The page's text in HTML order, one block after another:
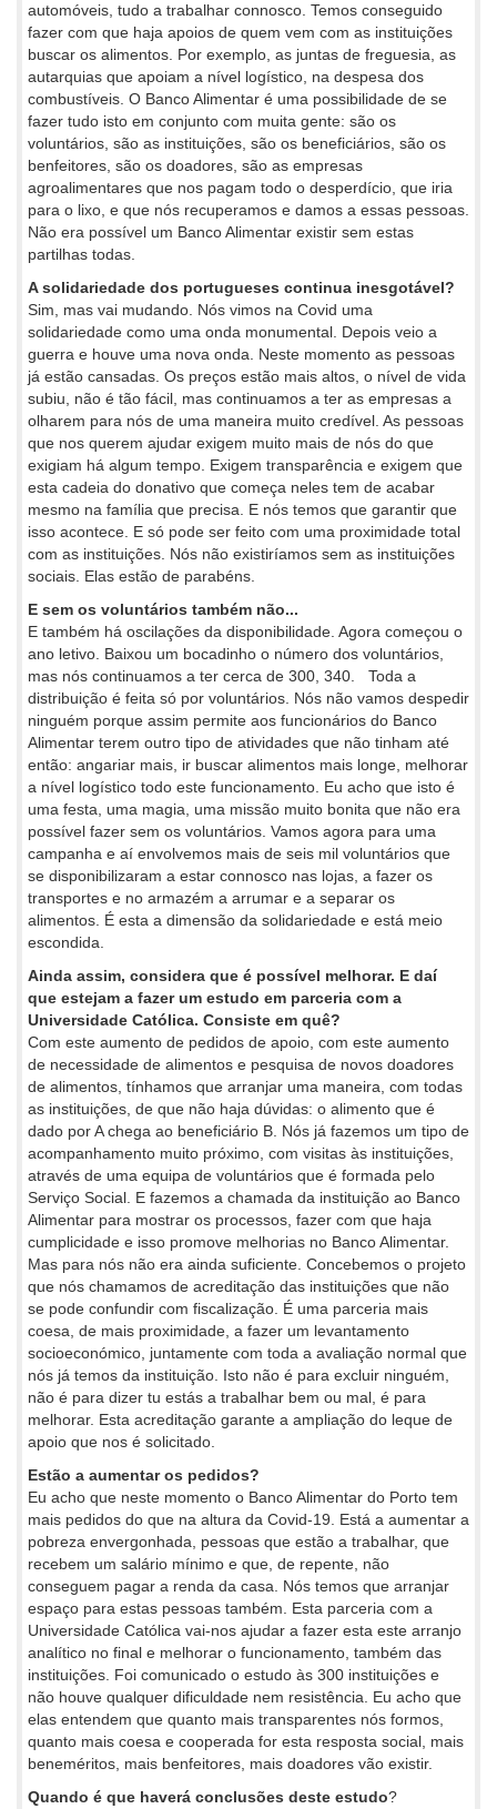
automóveis, tudo a trabalhar connosco. Temos conseguido
fazer com que haja apoios de quem vem com as instituições
buscar os alimentos. Por exemplo, as juntas de freguesia, as
autarquias que apoiam a nível logístico, na despesa dos
combustíveis. O Banco Alimentar é uma possibilidade de se
fazer tudo isto em conjunto com muita gente: são os
voluntários, são as instituições, são os beneficiários, são os
benfeitores, são os doadores, são as empresas
agroalimentares que nos pagam todo o desperdício, que iria
para o lixo, e que nós recuperamos e damos a essas pessoas.
Não era possível um Banco Alimentar existir sem estas
partilhas todas.
A solidariedade dos portugueses continua inesgotável?
Sim, mas vai mudando. Nós vimos na Covid uma
solidariedade como uma onda monumental. Depois veio a
guerra e houve uma nova onda. Neste momento as pessoas
já estão cansadas. Os preços estão mais altos, o nível de vida
subiu, não é tão fácil, mas continuamos a ter as empresas a
olharem para nós de uma maneira muito credível. As pessoas
que nos querem ajudar exigem muito mais de nós do que
exigiam há algum tempo. Exigem transparência e exigem que
esta cadeia do donativo que começa neles tem de acabar
mesmo na família que precisa. E nós temos que garantir que
isso acontece. E só pode ser feito com uma proximidade total
com as instituições. Nós não existiríamos sem as instituições
sociais. Elas estão de parabéns.
E sem os voluntários também não...
E também há oscilações da disponibilidade. Agora começou o
ano letivo. Baixou um bocadinho o número dos voluntários,
mas nós continuamos a ter cerca de 300, 340. Toda a
distribuição é feita só por voluntários. Nós não vamos despedir
ninguém porque assim permite aos funcionários do Banco
Alimentar terem outro tipo de atividades que não tinham até
então: angariar mais, ir buscar alimentos mais longe, melhorar
a nível logístico todo este funcionamento. Eu acho que isto é
uma festa, uma magia, uma missão muito bonita que não era
possível fazer sem os voluntários. Vamos agora para uma
campanha e aí envolvemos mais de seis mil voluntários que
se disponibilizaram a estar connosco nas lojas, a fazer os
transportes e no armazém a arrumar e a separar os
alimentos. É esta a dimensão da solidariedade e está meio
escondida.
Ainda assim, considera que é possível melhorar. E daí
que estejam a fazer um estudo em parceria com a
Universidade Católica. Consiste em quê?
Com este aumento de pedidos de apoio, com este aumento
de necessidade de alimentos e pesquisa de novos doadores
de alimentos, tínhamos que arranjar uma maneira, com todas
as instituições, de que não haja dúvidas: o alimento que é
dado por A chega ao beneficiário B. Nós já fazemos um tipo de
acompanhamento muito próximo, com visitas às instituições,
através de uma equipa de voluntários que é formada pelo
Serviço Social. E fazemos a chamada da instituição ao Banco
Alimentar para mostrar os processos, fazer com que haja
cumplicidade e isso promove melhorias no Banco Alimentar.
Mas para nós não era ainda suficiente. Concebemos o projeto
que nós chamamos de acreditação das instituições que não
se pode confundir com fiscalização. É uma parceria mais
coesa, de mais proximidade, a fazer um levantamento
socioeconómico, juntamente com toda a avaliação normal que
nós já temos da instituição. Isto não é para excluir ninguém,
não é para dizer tu estás a trabalhar bem ou mal, é para
melhorar. Esta acreditação garante a ampliação do leque de
apoio que nos é solicitado.
Estão a aumentar os pedidos?
Eu acho que neste momento o Banco Alimentar do Porto tem
mais pedidos do que na altura da Covid-19. Está a aumentar a
pobreza envergonhada, pessoas que estão a trabalhar, que
recebem um salário mínimo e que, de repente, não
conseguem pagar a renda da casa. Nós temos que arranjar
espaço para estas pessoas também. Esta parceria com a
Universidade Católica vai-nos ajudar a fazer esta este arranjo
analítico no final e melhorar o funcionamento, também das
instituições. Foi comunicado o estudo às 300 instituições e
não houve qualquer dificuldade nem resistência. Eu acho que
elas entendem que quanto mais transparentes nós formos,
quanto mais coesa e cooperada for esta resposta social, mais
beneméritos, mais benfeitores, mais doadores vão existir.
Quando é que haverá conclusões deste estudo?